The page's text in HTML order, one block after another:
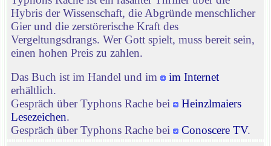
Hybris der Wissenschaft, die Abgründe menschlicher
Gier und die zerstörerische Kraft des
Vergeltungsdrangs. Wer Gott spielt, muss bereit sein,
einen hohen Preis zu zahlen.
Das Buch ist im Handel und im
im Internet
erhältlich.
Gespräch über Typhons Rache bei
Heinzlmaiers
Lesezeichen.
Gespräch über Typhons Rache bei
Conoscere TV.